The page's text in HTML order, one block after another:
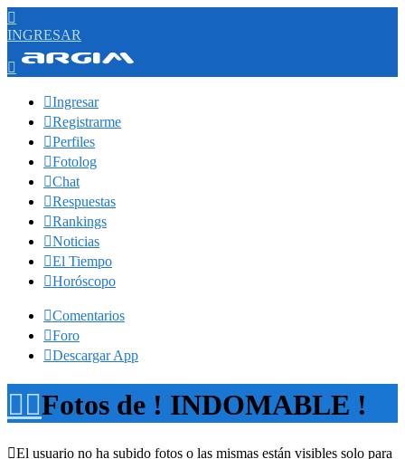

INGRESAR

Ingresar
Registrarme
Perfiles
Fotolog
Chat
Respuestas
Rankings
Noticias
El Tiempo
Horóscopo
Comentarios
Foro
Descargar App
Fotos de ! INDOMABLE !
El usuario no ha subido fotos o las mismas están visibles solo para